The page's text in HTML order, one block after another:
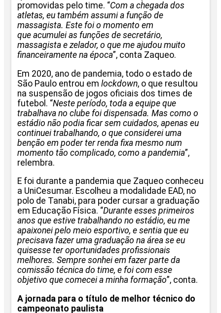
promovidas pelo time. “Com a chegada dos
atletas, eu também assumi a função de
massagista. Este foi o momento em
que acumulei as funções de secretário,
massagista e zelador, o que me ajudou muito
financeiramente na época”, conta Zaqueo.
Em 2020, ano de pandemia, todo o estado de
São Paulo entrou em lockdown, o que resultou
na suspensão de jogos oficiais dos times de
futebol. “Neste período, toda a equipe que
trabalhava no clube foi dispensada. Mas como o
estádio não podia ficar sem cuidados, apenas eu
continuei trabalhando, o que considerei uma
benção em poder ter renda fixa mesmo num
momento tão complicado, como a pandemia”,
relembra.
E foi durante a pandemia que Zaqueo conheceu
a UniCesumar. Escolheu a modalidade EAD, no
polo de Tanabi, para poder cursar a graduação
em Educação Física. “Durante esses primeiros
anos que estive trabalhando no estádio, eu me
apaixonei pelo meio esportivo, e sentia que eu
precisava fazer uma graduação na área se eu
quisesse ter oportunidades profissionais
melhores. Sempre sonhei em fazer parte da
comissão técnica do time, e foi com esse
objetivo que comecei a minha formação”, conta.
A jornada para o título de melhor técnico do
campeonato paulista